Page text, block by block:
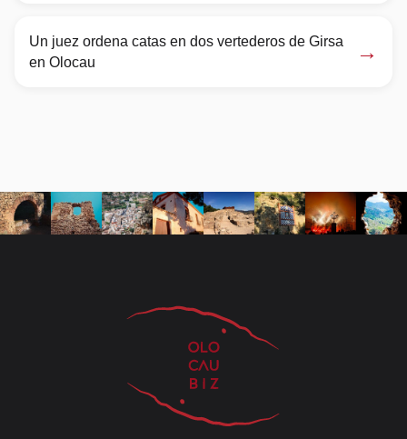
Un juez ordena catas en dos vertederos de Girsa
en Olocau
→